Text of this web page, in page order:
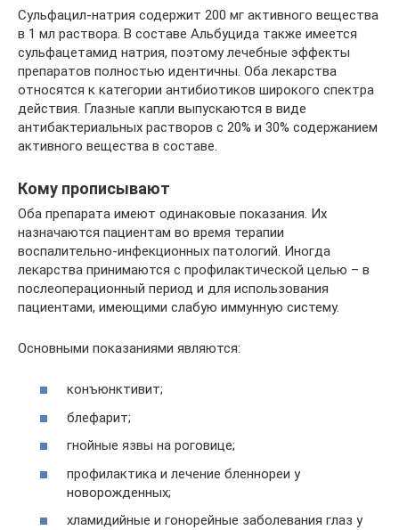
Сульфацил-натрия содержит 200 мг активного вещества
в 1 мл раствора. В составе Альбуцида также имеется
сульфацетамид натрия, поэтому лечебные эффекты
препаратов полностью идентичны. Оба лекарства
относятся к категории антибиотиков широкого спектра
действия. Глазные капли выпускаются в виде
антибактериальных растворов с 20% и 30% содержанием
активного вещества в составе.
Кому прописывают
Оба препарата имеют одинаковые показания. Их
назначаются пациентам во время терапии
воспалительно-инфекционных патологий. Иногда
лекарства принимаются с профилактической целью – в
послеоперационный период и для использования
пациентами, имеющими слабую иммунную систему.
Основными показаниями являются:
конъюнктивит;
блефарит;
гнойные язвы на роговице;
профилактика и лечение бленнореи у
новорожденных;
хламидийные и гонорейные заболевания глаз у